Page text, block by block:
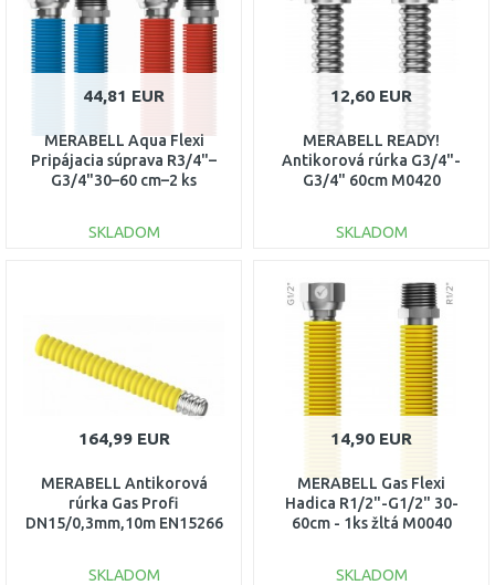
44,81 EUR
MERABELL Aqua Flexi
Pripájacia súprava R3/4"–
G3/4"30–60 cm–2 ks
SKLADOM
12,60 EUR
MERABELL READY!
Antikorová rúrka G3/4"-
G3/4" 60cm M0420
SKLADOM
DO KOŠÍKA
Porovnať
164,99 EUR
MERABELL Antikorová
rúrka Gas Profi
DN15/0,3mm,10m EN15266
SKLADOM
14,90 EUR
MERABELL Gas Flexi
Hadica R1/2"-G1/2" 30-
60cm - 1ks žltá M0040
SKLADOM